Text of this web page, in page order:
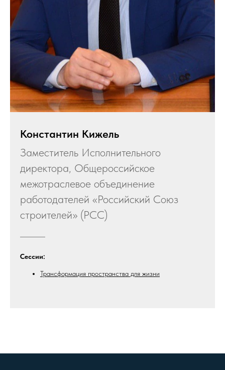
Константин Кижель
Заместитель Исполнительного
директора, Общероссийское
межотраслевое объединение
работодателей «Российский Союз
строителей» (РСС)
Сессии:
Трансформация пространства для жизни